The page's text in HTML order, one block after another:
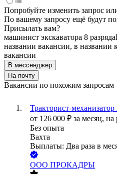
Попробуйте изменить запрос
По вашему запросу ещё будут
Присылать вам?
машинист экскаватора 8 разряда
названии вакансии, в
вакансии
В мессенджер
На почту
Вакансии по похожим запросам
Тракторист-механизатор
от 126 000 ₽ за месяц, на
Без опыта
Вахта
Выплаты: Два раза в
ООО ПРОКАДРЫ